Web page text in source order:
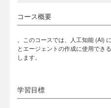
コース概要
。このコースでは、人工知能 (AI)
とエージェントの作成に使用でき
します。
学習目標